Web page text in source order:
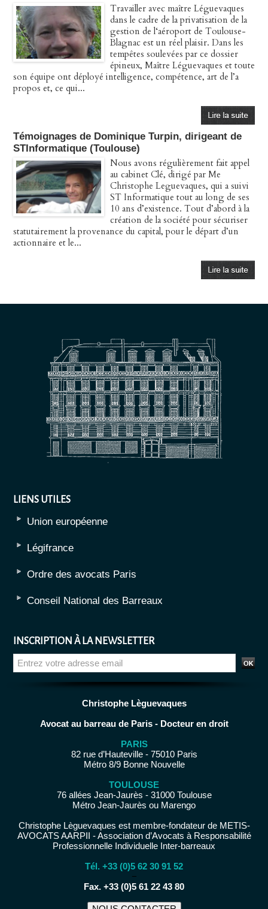
Travailler avec maître Léguevaques
dans le cadre de la privatisation de la
gestion de l‘aéroport de Toulouse-
Blagnac est un réel plaisir. Dans les
tempêtes soulevées par ce dossier
épineux, Maître Léguevaques et toute
son équipe ont déployé intelligence, compétence, art de l’a
propos et, ce qui...
Témoignages de Dominique Turpin, dirigeant de
STInformatique (Toulouse)
Nous avons régulièrement fait appel
au cabinet Clé, dirigé par Me
Christophe Leguevaques, qui a suivi
ST Informatique tout au long de ses
10 ans d’existence. Tout d’abord à la
création de la société pour sécuriser
statutairement la provenance du capital, pour le départ d’un
actionnaire et le...
LIENS UTILES
Union européenne
Légifrance
Ordre des avocats Paris
Conseil National des Barreaux
INSCRIPTION À LA NEWSLETTER
Christophe Lèguevaques
Avocat au barreau de Paris - Docteur en droit
PARIS
82 rue d’Hauteville - 75010 Paris
Métro 8/9 Bonne Nouvelle
TOULOUSE
76 allées Jean-Jaurès - 31000 Toulouse
Métro Jean-Jaurès ou Marengo
Christophe Lèguevaques est membre-fondateur de METIS-
AVOCATS AARPII - Association d’Avocats à Responsabilité
Professionnelle Individuelle Inter-barreaux
Tél. +33 (0)5 62 30 91 52
−
Fax. +33 (0)5 61 22 43 80